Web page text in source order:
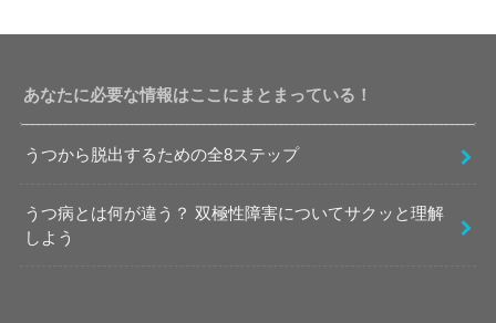
あなたに必要な情報はここにまとまっている！
うつから脱出するための全8ステップ
うつ病とは何が違う？ 双極性障害についてサクッと理解
しよう